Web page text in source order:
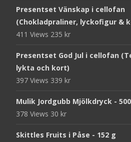
Presentset Vänskap i cellofan
(Chokladpraliner, lyckofigur &
411 Views 235 kr
Presentset God Jul i cellofan
lykta och kort)
397 Views 339 kr
Mulik Jordgubb Mjölkdryck -
378 Views 30 kr
Skittles Fruits i Påse - 152 g